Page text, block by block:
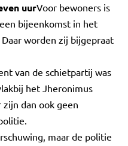
uurVoor bewoners is
bijeenkomst in het
worden zij bijgepraat
van de schietpartij was
het Jheronimus
zijn dan ook geen
maar de politie